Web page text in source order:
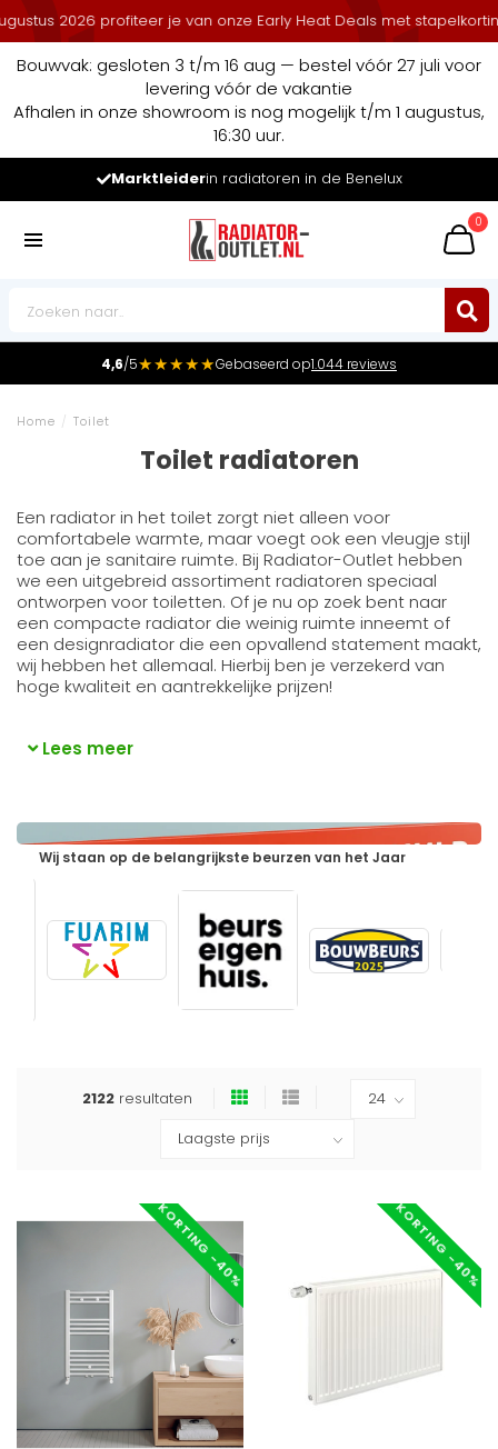
profiteer je van onze Early Heat Deals met stapelkorting.
Bouwvak: gesloten 3 t/m 16 aug — bestel vóór 27 juli voor
levering vóór de vakantie
Afhalen in onze showroom is nog mogelijk t/m 1 augustus,
16:30 uur.
Marktleiderin radiatoren in de Benelux
0
4,6/5★★★★★Gebaseerd op1.044 reviews
Home / Toilet
Toilet radiatoren
Een radiator in het toilet zorgt niet alleen voor
comfortabele warmte, maar voegt ook een vleugje stijl
toe aan je sanitaire ruimte. Bij Radiator-Outlet hebben
we een uitgebreid assortiment radiatoren speciaal
ontworpen voor toiletten. Of je nu op zoek bent naar
een compacte radiator die weinig ruimte inneemt of
een designradiator die een opvallend statement maakt,
wij hebben het allemaal. Hierbij ben je verzekerd van
hoge kwaliteit en aantrekkelijke prijzen!
Lees meer
Wij staan op de belangrijkste beurzen van het Jaar
2122 resultaten
KORTING -40% KORTING -40%